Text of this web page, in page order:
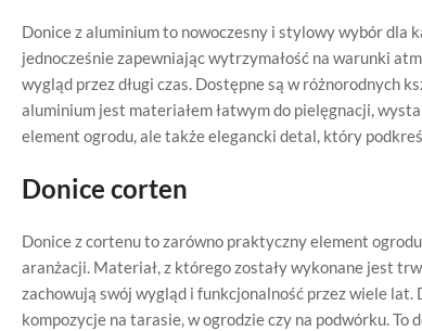
Donice z aluminium to nowoczesny i stylowy wybór dla
jednocześnie zapewniając wytrzymałość na warunki
wygląd przez długi czas. Dostępne są w różnorodnych
aluminium jest materiałem łatwym do pielęgnacji,
element ogrodu, ale także elegancki detal, który
Donice corten
Donice z cortenu to zarówno praktyczny element
aranżacji. Materiał, z którego zostały wykonane jest
zachowują swój wygląd i funkcjonalność przez wiele
kompozycje na tarasie, w ogrodzie czy na podwórku.